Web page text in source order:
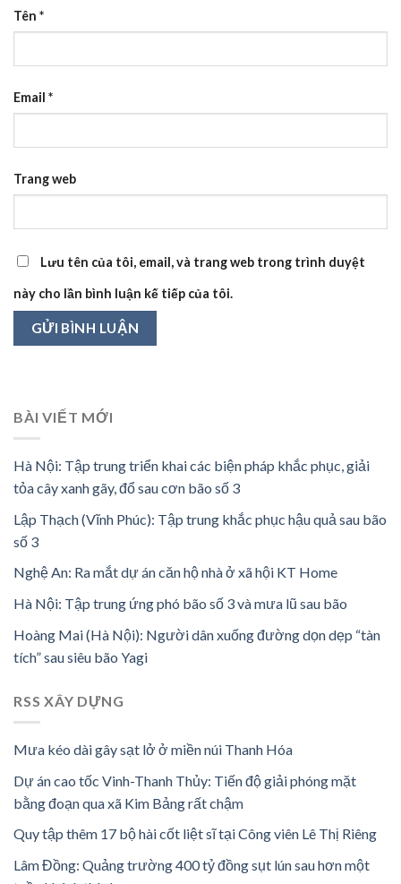
Tên *
Email *
Trang web
Lưu tên của tôi, email, và trang web trong trình duyệt
này cho lần bình luận kế tiếp của tôi.
BÀI VIẾT MỚI
Hà Nội: Tập trung triển khai các biện pháp khắc phục, giải
tỏa cây xanh gãy, đổ sau cơn bão số 3
Lập Thạch (Vĩnh Phúc): Tập trung khắc phục hậu quả sau bão
số 3
Nghệ An: Ra mắt dự án căn hộ nhà ở xã hội KT Home
Hà Nội: Tập trung ứng phó bão số 3 và mưa lũ sau bão
Hoàng Mai (Hà Nội): Người dân xuống đường dọn dẹp “tàn
tích” sau siêu bão Yagi
RSS XÂY DỰNG
Mưa kéo dài gây sạt lở ở miền núi Thanh Hóa
Dự án cao tốc Vinh-Thanh Thủy: Tiến độ giải phóng mặt
bằng đoạn qua xã Kim Bảng rất chậm
Quy tập thêm 17 bộ hài cốt liệt sĩ tại Công viên Lê Thị Riêng
Lâm Đồng: Quảng trường 400 tỷ đồng sụt lún sau hơn một